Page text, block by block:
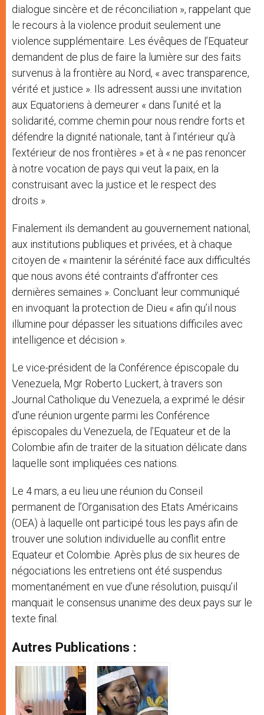
dialogue sincère et de réconciliation », rappelant que
le recours à la violence produit seulement une
violence supplémentaire. Les évêques de l’Equateur
demandent de plus de faire la lumière sur des faits
survenus à la frontière au Nord, « avec transparence,
vérité et justice ». Ils adressent aussi une invitation
aux Equatoriens à demeurer « dans l’unité et la
solidarité, comme chemin pour nous rendre forts et
défendre la dignité nationale, tant à l’intérieur qu’à
l’extérieur de nos frontières » et à « ne pas renoncer
à notre vocation de pays qui veut la paix, en la
construisant avec la justice et le respect des
droits ».
Finalement ils demandent au gouvernement national,
aux institutions publiques et privées, et à chaque
citoyen de « maintenir la sérénité face aux difficultés
que nous avons été contraints d’affronter ces
dernières semaines ». Concluant leur communiqué
en invoquant la protection de Dieu « afin qu’il nous
illumine pour dépasser les situations difficiles avec
intelligence et décision ».
Le vice-président de la Conférence épiscopale du
Venezuela, Mgr Roberto Luckert, à travers son
Journal Catholique du Venezuela, a exprimé le désir
d’une réunion urgente parmi les Conférence
épiscopales du Venezuela, de l’Equateur et de la
Colombie afin de traiter de la situation délicate dans
laquelle sont impliquées ces nations.
Le 4 mars, a eu lieu une réunion du Conseil
permanent de l’Organisation des Etats Américains
(OEA) à laquelle ont participé tous les pays afin de
trouver une solution individuelle au conflit entre
Equateur et Colombie. Après plus de six heures de
négociations les entretiens ont été suspendus
momentanément en vue d’une résolution, puisqu’il
manquait le consensus unanime des deux pays sur le
texte final.
Autres Publications :